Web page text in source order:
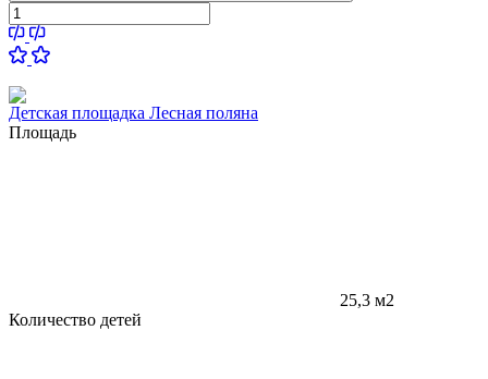
Детская площадка Лесная поляна
Площадь
25,3 м2
Количество детей